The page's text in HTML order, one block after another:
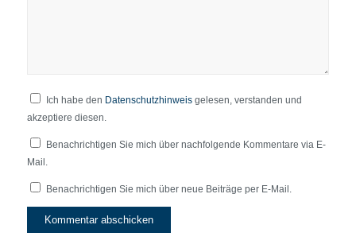
Ich habe den Datenschutzhinweisgelesen, verstanden und
akzeptiere diesen.
Benachrichtigen Sie mich über nachfolgende Kommentare via E-
Mail.
Benachrichtigen Sie mich über neue Beiträge per E-Mail.